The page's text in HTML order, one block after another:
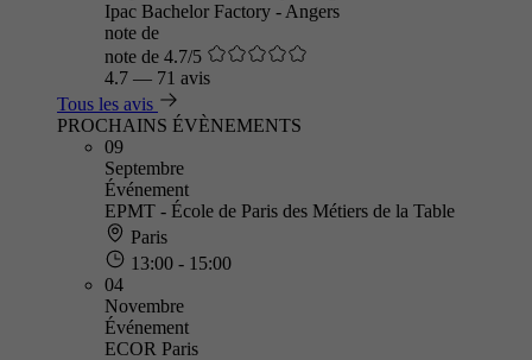
Ipac Bachelor Factory - Angers
note de
note de 4.7/5
4.7 — 71 avis
Tous les avis
PROCHAINS ÉVÈNEMENTS
09
Septembre
Événement
EPMT - École de Paris des Métiers de la Table
Paris
13:00 - 15:00
04
Novembre
Événement
ECOR Paris